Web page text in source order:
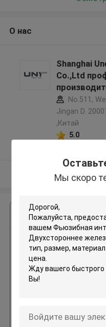
Мы скоро
О нас
Shanghai
Co.,Ltd
No.511,
Jingan D.
,Китай
5.0
Получить
ГСМ